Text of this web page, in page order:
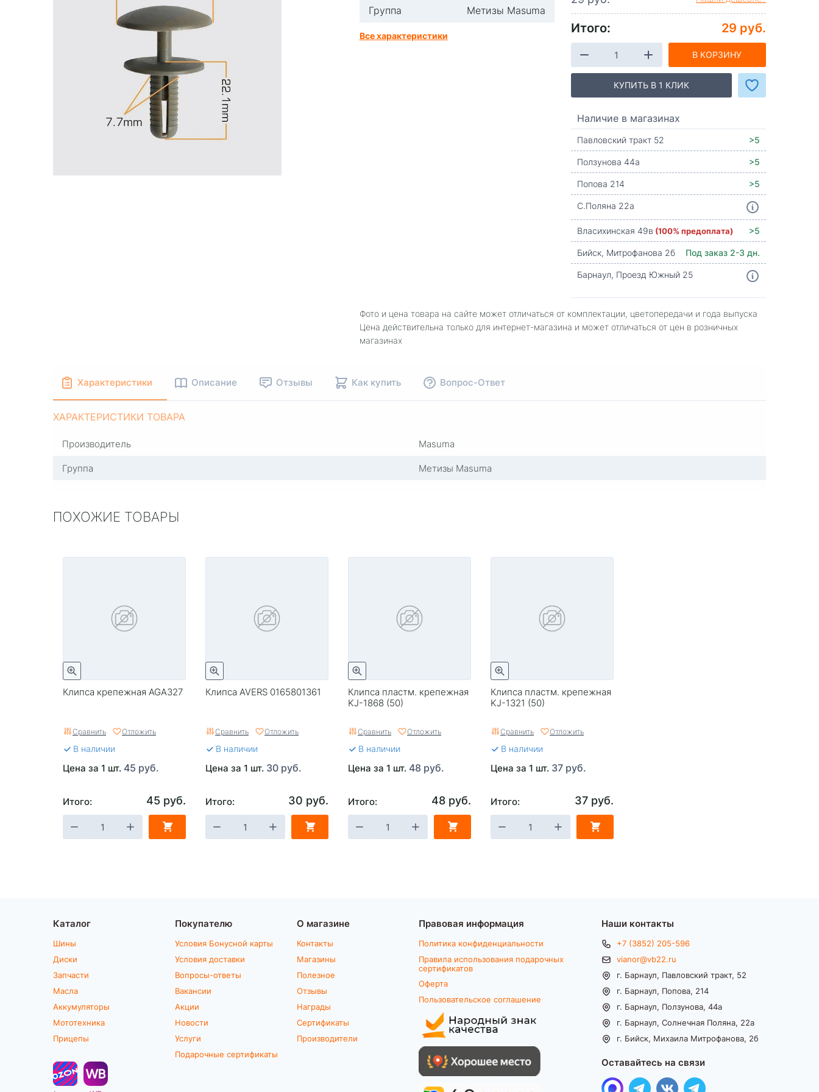
Группа
Метизы Masuma
Все характеристики Итого: 29 руб.
В КОРЗИНУ
КУПИТЬ В 1 КЛИК
Наличие в магазинах
Павловский тракт 52
>5
Ползунова 44а
>5
Попова 214
>5
С.Поляна 22а
Власихинская 49в (100% предоплата)
>5
Бийск, Митрофанова 2б
Под заказ 2-3 дн.
Барнаул, Проезд Южный 25
Фото и цена товара на сайте может отличаться от комплектации, цветопередачи и года выпуска
Цена действительна только для интернет-магазина и может отличаться от цен в розничных
магазинах
Характеристики Описание Отзывы Как купить Вопрос-Ответ
ХАРАКТЕРИСТИКИ ТОВАРА
Производитель
Masuma
Группа
Метизы Masuma
ПОХОЖИЕ ТОВАРЫ
Клипса крепежная AGA327
Сравнить Отложить
В наличии
Цена за 1 шт. 45 руб.
Итого: 45 руб.
Клипса AVERS 0165801361
Сравнить Отложить
В наличии
Цена за 1 шт. 30 руб.
Итого: 30 руб.
Клипса пластм. крепежная
KJ-1868 (50)
Сравнить Отложить
В наличии
Цена за 1 шт. 48 руб.
Итого: 48 руб.
Клипса пластм. крепежная
KJ-1321 (50)
Сравнить Отложить
В наличии
Цена за 1 шт. 37 руб.
Итого: 37 руб.
Каталог
Шины
Диски
Запчасти
Масла
Аккумуляторы
Мототехника
Прицепы
Покупателю
Условия Бонусной карты
Условия доставки
Вопросы-ответы
Вакансии
Акции
Новости
Услуги
Подарочные сертификаты
О магазине
Контакты
Магазины
Полезное
Отзывы
Награды
Сертификаты
Производители
Правовая информация
Политика конфиденциальности
Правила использования подарочных
сертификатов
Оферта
Пользовательское соглашение
Наши контакты
+7 (3852) 205-596
vianor@vb22.ru
г. Барнаул, Павловский тракт, 52
г. Барнаул, Попова, 214
г. Барнаул, Ползунова, 44а
г. Барнаул, Солнечная Поляна, 22а
г. Бийск, Михаила Митрофанова, 2б
Оставайтесь на связи